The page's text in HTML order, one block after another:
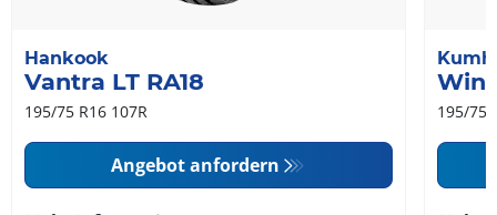
Hankook
Vantra LT RA18
195/75 R16 107R
Angebot anfordern
195/75